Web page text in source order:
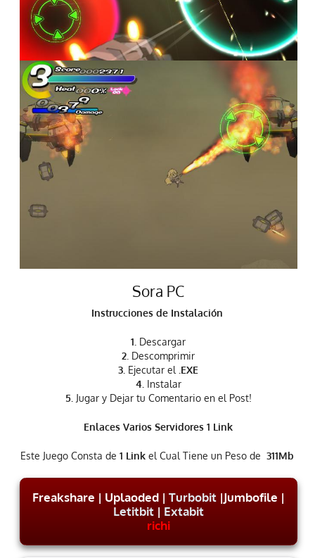
Sora PC
Instrucciones de Instalación
1. Descargar
2 . Descomprimir
3. Ejecutar el .EXE
4. Instalar
5. Jugar y Dejar tu Comentario en el Post!
Enlaces Varios Servidores 1 Link
Este Juego Consta de 1 Linkel Cual Tiene un Peso de 311Mb
Freakshare | Uplaoded | Turbobit|Jumbofile |
Letitbit| Extabit
richi